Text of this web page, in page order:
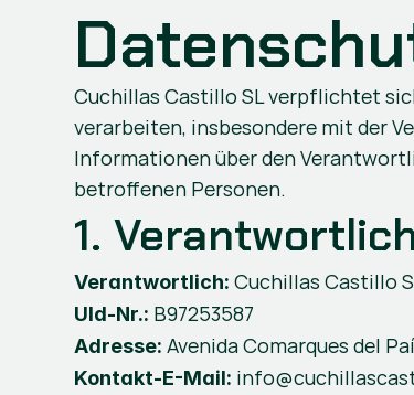
Cuchillas Castillo SL verpflichtet
verarbeiten, insbesondere mit der
Informationen über den
betroffenen Personen.
1.
Verantwortlich: Cuchillas Castillo
UId-Nr.: B97253587
Adresse: Avenida Comarques del
Kontakt-E-Mail: